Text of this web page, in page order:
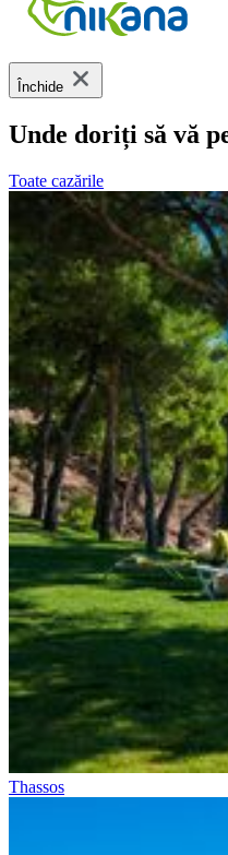
Închide
Unde doriți să vă
Toate cazările
Thassos